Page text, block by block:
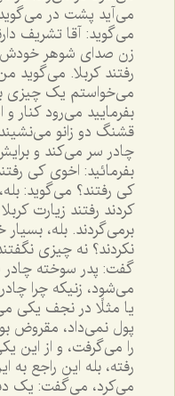
مى‌آيد پشت در
مى‌گويد: آقا تشريف
زن صداى شوهر خودش
رفتند کربلا. مى‌گويد
مى‌خواستم يک چيزى
بفرماييد مى‌رود کنار و
قشنگ دو زانو
چادر سر مى‌کند و
بفرمائيد: اخوى کى
کى رفتند؟ مى‌گويد:
کردند رفتند زيارت
برمى‌گردند. بله،
نکردند؟ نه چيزى
گفت: پدر سوخته
مى‌شود، زنيکه چرا
يا مثلًا در نجف يکى
پول نمى‌داد، مقروض
را مى‌گرفت، و از اين
رفته، بله اين راجع به
مى‌کرد، مى‌گفت: يک